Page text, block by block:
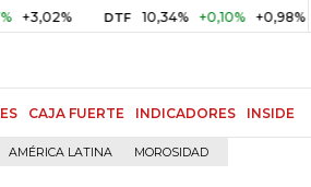
DTF 10,34% +0,10% +0,98% UVR
CAJA FUERTE INDICADORES INSIDE
AMÉRICA LATINA MOROSIDAD